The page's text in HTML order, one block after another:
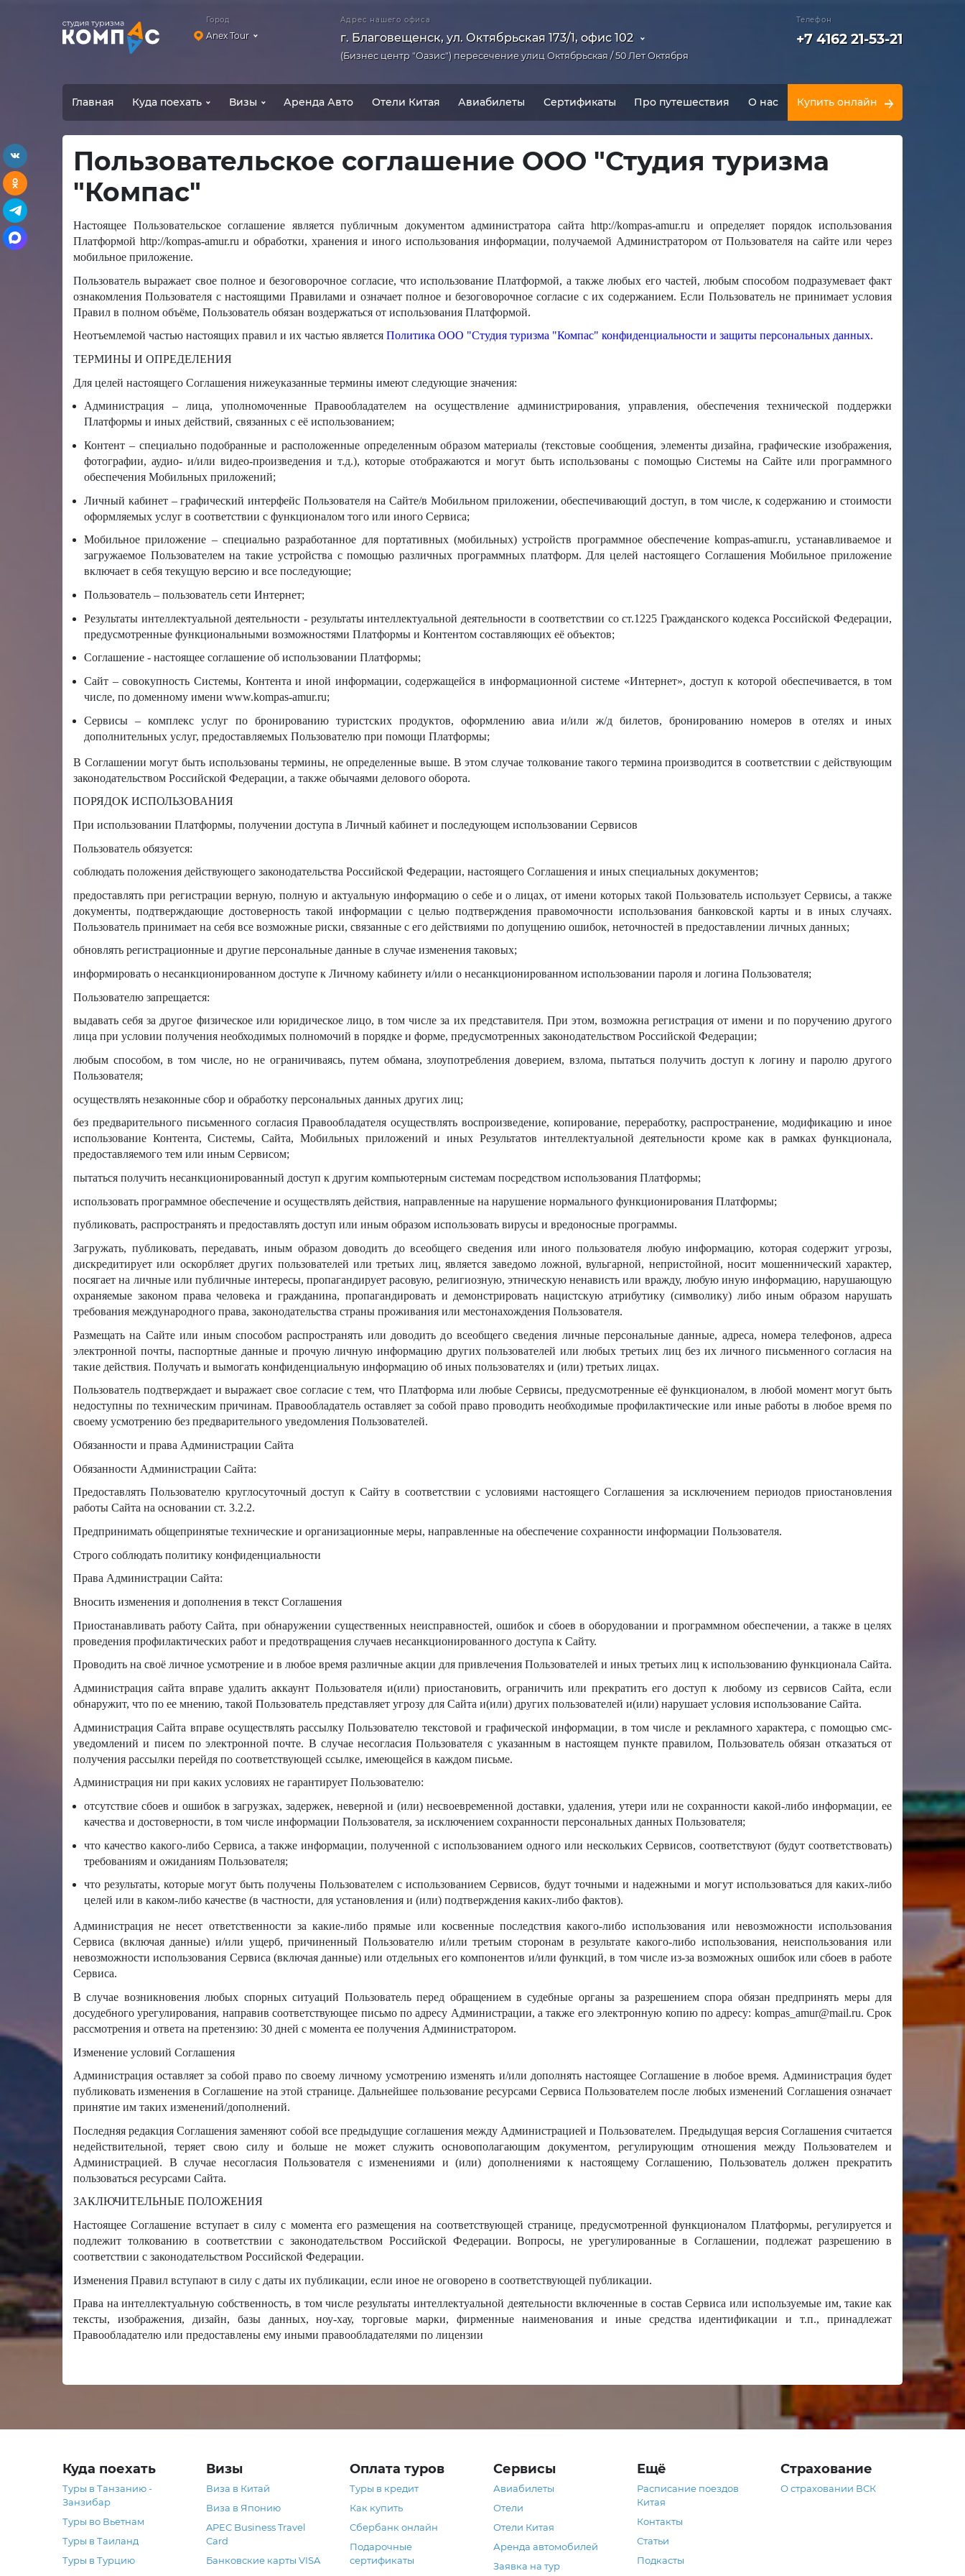
vkontakte
odnoklassniki
telegram
max
Город
Anex Tour
Адрес нашего офиса
г. Благовещенск, ул. Октябрьская 173/1, офис 102
(Бизнес центр "Оазис") пересечение улиц Октябрьская / 50 Лет Октября
Телефон
+7 4162 21-53-21
Главная Куда поехать Визы Аренда Авто Авиабилеты
Отели Китая Сертификаты Про путешествия О нас Купить онлайн
Пользовательское соглашение ООО "Студия туризма
"Компас"
Настоящее Пользовательское соглашение является публичным документом администратора сайта http://kompas-amur.ru и определяет порядок использования
Платформой http://kompas-amur.ru и обработки, хранения и иного использования информации, получаемой Администратором от Пользователя на сайте или через
мобильное приложение.
Пользователь выражает свое полное и безоговорочное согласие, что использование Платформой, а также любых его частей, любым способом подразумевает факт
ознакомления Пользователя с настоящими Правилами и означает полное и безоговорочное согласие с их содержанием. Если Пользователь не принимает условия
Правил в полном объёме, Пользователь обязан воздержаться от использования Платформой.
Неотъемлемой частью настоящих правил и их частью является Политика ООО "Студия туризма "Компас" конфиденциальности и защиты персональных данных.
ТЕРМИНЫ И ОПРЕДЕЛЕНИЯ
Для целей настоящего Соглашения нижеуказанные термины имеют следующие значения:
Администрация – лица, уполномоченные Правообладателем на осуществление администрирования, управления, обеспечения технической поддержки
Платформы и иных действий, связанных с её использованием;
Контент – специально подобранные и расположенные определенным образом материалы (текстовые сообщения, элементы дизайна, графические изображения,
фотографии, аудио- и/или видео-произведения и т.д.), которые отображаются и могут быть использованы с помощью Системы на Сайте или программного
обеспечения Мобильных приложений;
Личный кабинет – графический интерфейс Пользователя на Сайте/в Мобильном приложении, обеспечивающий доступ, в том числе, к содержанию и стоимости
оформляемых услуг в соответствии с функционалом того или иного Сервиса;
Мобильное приложение – специально разработанное для портативных (мобильных) устройств программное обеспечение kompas-amur.ru, устанавливаемое и
загружаемое Пользователем на такие устройства с помощью различных программных платформ. Для целей настоящего Соглашения Мобильное приложение
включает в себя текущую версию и все последующие;
Пользователь – пользователь сети Интернет;
Результаты интеллектуальной деятельности - результаты интеллектуальной деятельности в соответствии со ст.1225 Гражданского кодекса Российской Федерации,
предусмотренные функциональными возможностями Платформы и Контентом составляющих её объектов;
Соглашение - настоящее соглашение об использовании Платформы;
Сайт – совокупность Системы, Контента и иной информации, содержащейся в информационной системе «Интернет», доступ к которой обеспечивается, в том
числе, по доменному имени www.kompas-amur.ru;
Сервисы – комплекс услуг по бронированию туристских продуктов, оформлению авиа и/или ж/д билетов, бронированию номеров в отелях и иных
дополнительных услуг, предоставляемых Пользователю при помощи Платформы;
В Соглашении могут быть использованы термины, не определенные выше. В этом случае толкование такого термина производится в соответствии с действующим
законодательством Российской Федерации, а также обычаями делового оборота.
ПОРЯДОК ИСПОЛЬЗОВАНИЯ
При использовании Платформы, получении доступа в Личный кабинет и последующем использовании Сервисов
Пользователь обязуется:
соблюдать положения действующего законодательства Российской Федерации, настоящего Соглашения и иных специальных документов;
предоставлять при регистрации верную, полную и актуальную информацию о себе и о лицах, от имени которых такой Пользователь использует Сервисы, а также
документы, подтверждающие достоверность такой информации с целью подтверждения правомочности использования банковской карты и в иных случаях.
Пользователь принимает на себя все возможные риски, связанные с его действиями по допущению ошибок, неточностей в предоставлении личных данных;
обновлять регистрационные и другие персональные данные в случае изменения таковых;
информировать о несанкционированном доступе к Личному кабинету и/или о несанкционированном использовании пароля и логина Пользователя;
Пользователю запрещается:
выдавать себя за другое физическое или юридическое лицо, в том числе за их представителя. При этом, возможна регистрация от имени и по поручению другого
лица при условии получения необходимых полномочий в порядке и форме, предусмотренных законодательством Российской Федерации;
любым способом, в том числе, но не ограничиваясь, путем обмана, злоупотребления доверием, взлома, пытаться получить доступ к логину и паролю другого
Пользователя;
осуществлять незаконные сбор и обработку персональных данных других лиц;
без предварительного письменного согласия Правообладателя осуществлять воспроизведение, копирование, переработку, распространение, модификацию и иное
использование Контента, Системы, Сайта, Мобильных приложений и иных Результатов интеллектуальной деятельности кроме как в рамках функционала,
предоставляемого тем или иным Сервисом;
пытаться получить несанкционированный доступ к другим компьютерным системам посредством использования Платформы;
использовать программное обеспечение и осуществлять действия, направленные на нарушение нормального функционирования Платформы;
публиковать, распространять и предоставлять доступ или иным образом использовать вирусы и вредоносные программы.
Загружать, публиковать, передавать, иным образом доводить до всеобщего сведения или иного пользователя любую информацию, которая содержит угрозы,
дискредитирует или оскорбляет других пользователей или третьих лиц, является заведомо ложной, вульгарной, непристойной, носит мошеннический характер,
посягает на личные или публичные интересы, пропагандирует расовую, религиозную, этническую ненависть или вражду, любую иную информацию, нарушающую
охраняемые законом права человека и гражданина, пропагандировать и демонстрировать нацистскую атрибутику (символику) либо иным образом нарушать
требования международного права, законодательства страны проживания или местонахождения Пользователя.
Размещать на Сайте или иным способом распространять или доводить до всеобщего сведения личные персональные данные, адреса, номера телефонов, адреса
электронной почты, паспортные данные и прочую личную информацию других пользователей или любых третьих лиц без их личного письменного согласия на
такие действия. Получать и вымогать конфиденциальную информацию об иных пользователях и (или) третьих лицах.
Пользователь подтверждает и выражает свое согласие с тем, что Платформа или любые Сервисы, предусмотренные её функционалом, в любой момент могут быть
недоступны по техническим причинам. Правообладатель оставляет за собой право проводить необходимые профилактические или иные работы в любое время по
своему усмотрению без предварительного уведомления Пользователей.
Обязанности и права Администрации Сайта
Обязанности Администрации Сайта:
Предоставлять Пользователю круглосуточный доступ к Сайту в соответствии с условиями настоящего Соглашения за исключением периодов приостановления
работы Сайта на основании ст. 3.2.2.
Предпринимать общепринятые технические и организационные меры, направленные на обеспечение сохранности информации Пользователя.
Строго соблюдать политику конфиденциальности
Права Администрации Сайта:
Вносить изменения и дополнения в текст Соглашения
Приостанавливать работу Сайта, при обнаружении существенных неисправностей, ошибок и сбоев в оборудовании и программном обеспечении, а также в целях
проведения профилактических работ и предотвращения случаев несанкционированного доступа к Сайту.
Проводить на своё личное усмотрение и в любое время различные акции для привлечения Пользователей и иных третьих лиц к использованию функционала Сайта.
Администрация сайта вправе удалить аккаунт Пользователя и(или) приостановить, ограничить или прекратить его доступ к любому из сервисов Сайта, если
обнаружит, что по ее мнению, такой Пользователь представляет угрозу для Сайта и(или) других пользователей и(или) нарушает условия использование Сайта.
Администрация Сайта вправе осуществлять рассылку Пользователю текстовой и графической информации, в том числе и рекламного характера, с помощью смс-
уведомлений и писем по электронной почте. В случае несогласия Пользователя с указанным в настоящем пункте правилом, Пользователь обязан отказаться от
получения рассылки перейдя по соответствующей ссылке, имеющейся в каждом письме.
Администрация ни при каких условиях не гарантирует Пользователю:
отсутствие сбоев и ошибок в загрузках, задержек, неверной и (или) несвоевременной доставки, удаления, утери или не сохранности какой-либо информации, ее
качества и достоверности, в том числе информации Пользователя, за исключением сохранности персональных данных Пользователя;
что качество какого-либо Сервиса, а также информации, полученной с использованием одного или нескольких Сервисов, соответствуют (будут соответствовать)
требованиям и ожиданиям Пользователя;
что результаты, которые могут быть получены Пользователем с использованием Сервисов, будут точными и надежными и могут использоваться для каких-либо
целей или в каком-либо качестве (в частности, для установления и (или) подтверждения каких-либо фактов).
Администрация не несет ответственности за какие-либо прямые или косвенные последствия какого-либо использования или невозможности использования
Сервиса (включая данные) и/или ущерб, причиненный Пользователю и/или третьим сторонам в результате какого-либо использования, неиспользования или
невозможности использования Сервиса (включая данные) или отдельных его компонентов и/или функций, в том числе из-за возможных ошибок или сбоев в работе
Сервиса.
В случае возникновения любых спорных ситуаций Пользователь перед обращением в судебные органы за разрешением спора обязан предпринять меры для
досудебного урегулирования, направив соответствующее письмо по адресу Администрации, а также его электронную копию по адресу: kompas_amur@mail.ru. Срок
рассмотрения и ответа на претензию: 30 дней с момента ее получения Администратором.
Изменение условий Соглашения
Администрация оставляет за собой право по своему личному усмотрению изменять и/или дополнять настоящее Соглашение в любое время. Администрация будет
публиковать изменения в Соглашение на этой странице. Дальнейшее пользование ресурсами Сервиса Пользователем после любых изменений Соглашения означает
принятие им таких изменений/дополнений.
Последняя редакция Соглашения заменяют собой все предыдущие соглашения между Администрацией и Пользователем. Предыдущая версия Соглашения считается
недействительной, теряет свою силу и больше не может служить основополагающим документом, регулирующим отношения между Пользователем и
Администрацией. В случае несогласия Пользователя с изменениями и (или) дополнениями к настоящему Соглашению, Пользователь должен прекратить
пользоваться ресурсами Сайта.
ЗАКЛЮЧИТЕЛЬНЫЕ ПОЛОЖЕНИЯ
Настоящее Соглашение вступает в силу с момента его размещения на соответствующей странице, предусмотренной функционалом Платформы, регулируется и
подлежит толкованию в соответствии с законодательством Российской Федерации. Вопросы, не урегулированные в Соглашении, подлежат разрешению в
соответствии с законодательством Российской Федерации.
Изменения Правил вступают в силу с даты их публикации, если иное не оговорено в соответствующей публикации.
Права на интеллектуальную собственность, в том числе результаты интеллектуальной деятельности включенные в состав Сервиса или используемые им, такие как
тексты, изображения, дизайн, базы данных, ноу-хау, торговые марки, фирменные наименования и иные средства идентификации и т.п., принадлежат
Правообладателю или предоставлены ему иными правообладателями по лицензии
Куда поехать
Туры в Танзанию -
Занзибар
Туры во Вьетнам
Туры в Таиланд
Туры в Турцию
Визы
Виза в Китай
Виза в Японию
APEC Business Travel
Card
Банковские карты VISA
Оплата туров
Туры в кредит
Как купить
Сбербанк онлайн
Подарочные
сертификаты
Сервисы
Авиабилеты
Отели
Отели Китая
Аренда автомобилей
Заявка на тур
Ещё
Расписание поездов
Китая
Контакты
Статьи
Подкасты
Страхование
О страховании ВСК